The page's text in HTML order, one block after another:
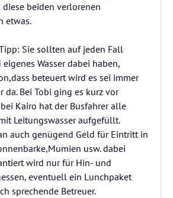
beiden verlorenen
etwas.
Sie sollten auf jeden Fall
Wasser dabei haben,
beteuert wird es sei immer
da. Bei Tobi ging es kurz vor
Kairo hat der Busfahrer alle
Leitungswasser aufgefüllt.
auch genügend Geld für Eintritt in
usw. dabei
wird nur für Hin- und
eventuell ein Lunchpaket
sprechende Betreuer.